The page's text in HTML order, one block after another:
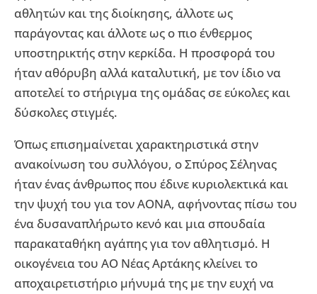
αθλητών και της διοίκησης, άλλοτε ως
παράγοντας και άλλοτε ως ο πιο ένθερμος
υποστηρικτής στην κερκίδα. Η προσφορά του
ήταν αθόρυβη αλλά καταλυτική, με τον ίδιο να
αποτελεί το στήριγμα της ομάδας σε εύκολες και
δύσκολες στιγμές.
Όπως επισημαίνεται χαρακτηριστικά στην
ανακοίνωση του συλλόγου, ο Σπύρος Σέληνας
ήταν ένας άνθρωπος που έδινε κυριολεκτικά και
την ψυχή του για τον ΑΟΝΑ, αφήνοντας πίσω του
ένα δυσαναπλήρωτο κενό και μια σπουδαία
παρακαταθήκη αγάπης για τον αθλητισμό. Η
οικογένεια του ΑΟ Νέας Αρτάκης κλείνει το
αποχαιρετιστήριο μήνυμά της με την ευχή να